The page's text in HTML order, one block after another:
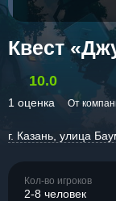
Квест
10.0
1 оценка От
г. Казань, улица
Кол-во игроков
2-8 человек